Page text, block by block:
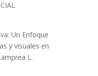
Un Enfoque
y visuales en
L.